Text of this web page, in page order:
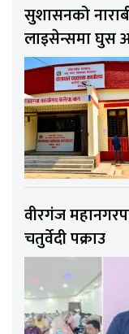
सुशासनको
लाइसेन्समा घुस
वीरगंज
चतुर्वेदी पक्राउ